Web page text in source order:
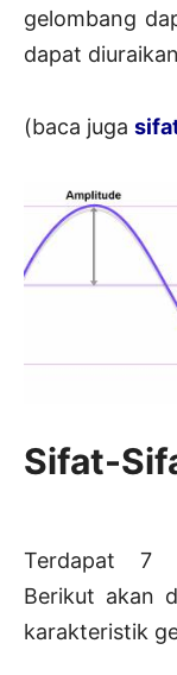
gelombang
dapat
(baca juga
Sifat-
Terdapat 7
Berikut akan
karakteristik